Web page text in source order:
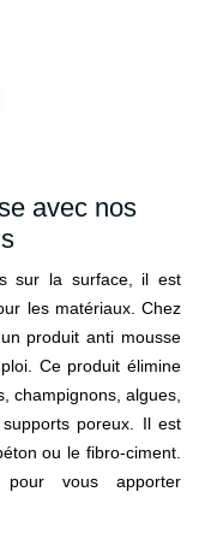
avec nos
sur la surface, il est
les matériaux. Chez
produit anti mousse
Ce produit élimine
champignons, algues,
poreux. Il est
ou le fibro-ciment.
pour vous apporter